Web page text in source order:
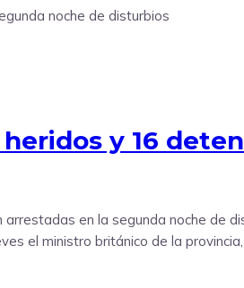
y 16
en la segunda noche de
el ministro británico de la